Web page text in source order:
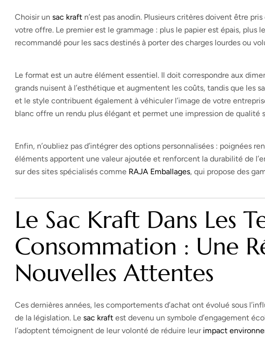
Choisir un sac kraft n’est pas anodin. Plusieurs critères doivent être
votre offre. Le premier est le grammage : plus le papier est épais, plus
recommandé pour les sacs destinés à porter des charges lourdes ou
Le format est un autre élément essentiel. Il doit correspondre aux
grands nuisent à l’esthétique et augmentent les coûts, tandis que les
et le style contribuent également à véhiculer l’image de votre
blanc offre un rendu plus élégant et permet une impression de qualité
Enfin, n’oubliez pas d’intégrer des options personnalisées : poignées
éléments apportent une valeur ajoutée et renforcent la durabilité de
sur des sites spécialisés comme RAJA Emballages, qui propose des
Le Sac Kraft Dans Les
Consommation : Une
Nouvelles Attentes
Ces dernières années, les comportements d’achat ont évolué sous
de la législation. Le sac kraft est devenu un symbole d’engagement
l’adoptent témoignent de leur volonté de réduire leur impact